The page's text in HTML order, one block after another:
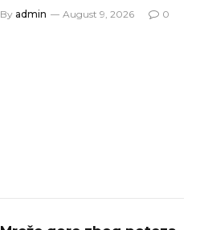
By admin August 9, 2026 0